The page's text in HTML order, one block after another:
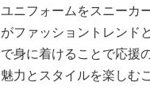
ニフォームをスニーカ
ファッショントレンド
身に着けることで応援
力とスタイルを楽しむ